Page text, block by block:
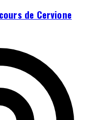
de Cervione